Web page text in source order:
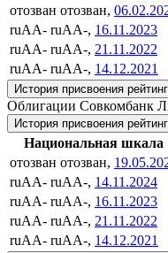
отозван отозван,
ruAA- ruAA-, 16.11.2023
ruAA- ruAA-, 21.11.2022
ruAA- ruAA-, 14.12.2021
История присвоения
Облигации Совкомбанк
История присвоения
Национальная шкала
отозван отозван,
ruAA- ruAA-, 14.11.2024
ruAA- ruAA-, 16.11.2023
ruAA- ruAA-, 21.11.2022
ruAA- ruAA-, 14.12.2021